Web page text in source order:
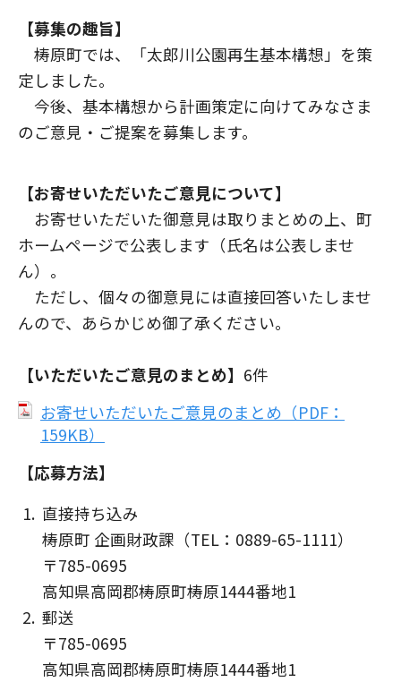
【募集の趣旨】
梼原町では、「太郎川公園再生基本構想」を策
定しました。
今後、基本構想から計画策定に向けてみなさま
のご意見・ご提案を募集します。
【お寄せいただいたご意見について】
お寄せいただいた御意見は取りまとめの上、町
ホームページで公表します（氏名は公表しませ
ん）。
ただし、個々の御意見には直接回答いたしませ
んので、あらかじめ御了承ください。
【いただいたご意見のまとめ】 6件
お寄せいただいたご意見のまとめ（PDF：
159KB）
【応募方法】
直接持ち込み
梼原町 企画財政課（TEL：0889-65-1111）
〒785-0695
高知県高岡郡梼原町梼原1444番地1
郵送
〒785-0695
高知県高岡郡梼原町梼原1444番地1